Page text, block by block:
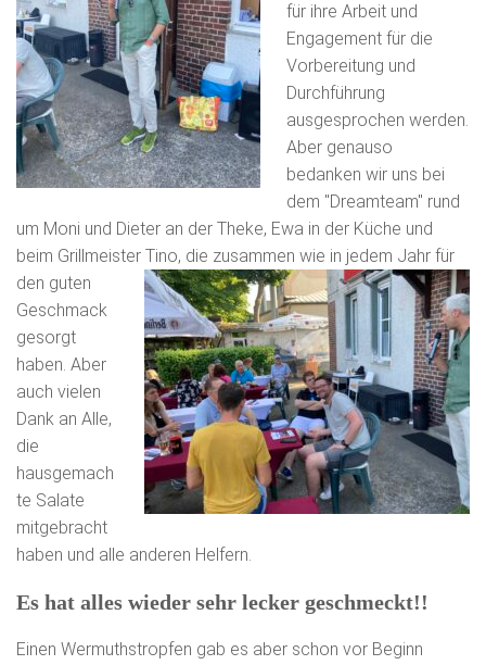
für ihre Arbeit und
Engagement für die
Vorbereitung und
Durchführung
ausgesprochen werden.
Aber genauso
bedanken wir uns bei
dem "Dreamteam" rund
um Moni und Dieter an der Theke, Ewa in der Küche und
beim Grillmeister Tino, die zusammen wie in jedem Jahr für
den guten
Geschmack
gesorgt
haben. Aber
auch vielen
Dank an Alle,
die
hausgemach
te Salate
mitgebracht
haben und alle anderen Helfern.
Es hat alles wieder sehr lecker geschmeckt!!
Einen Wermuthstropfen gab es aber schon vor Beginn